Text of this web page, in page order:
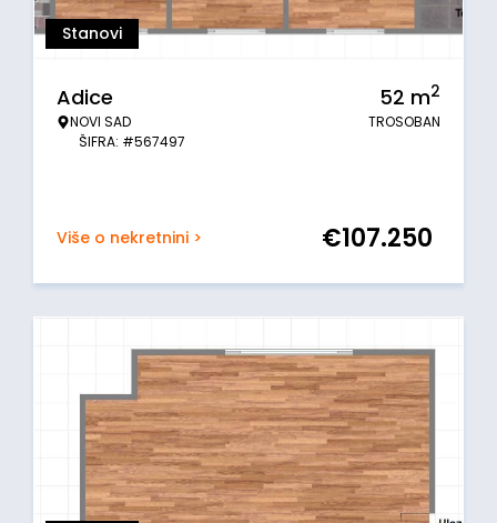
Stanovi
Adice
NOVI SAD
ŠIFRA: #567497
52 m2
TROSOBAN
Više o nekretnini > €107.250